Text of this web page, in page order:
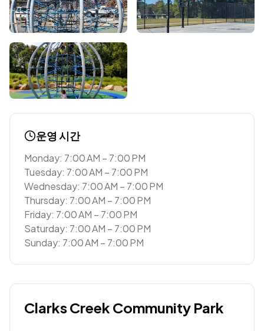
운영 시간
Monday: 7:00 AM – 7:00 PM
Tuesday: 7:00 AM – 7:00 PM
Wednesday: 7:00 AM – 7:00 PM
Thursday: 7:00 AM – 7:00 PM
Friday: 7:00 AM – 7:00 PM
Saturday: 7:00 AM – 7:00 PM
Sunday: 7:00 AM – 7:00 PM
Clarks Creek Community Park